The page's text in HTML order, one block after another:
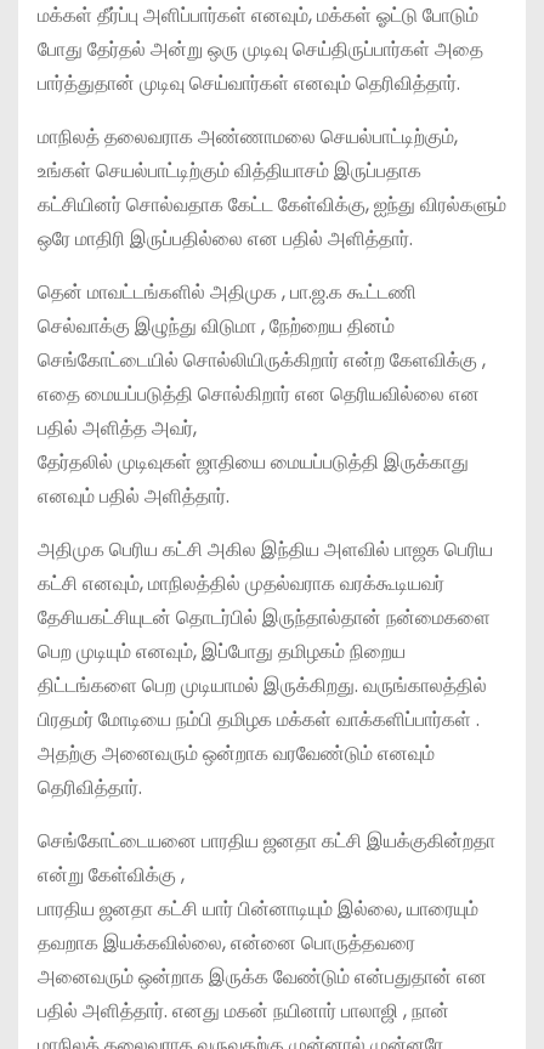
மக்கள் தீர்ப்பு அளிப்பார்கள் எனவும், மக்கள் ஓட்டு போடும்
போது தேர்தல் அன்று ஒரு முடிவு செய்திருப்பார்கள் அதை
பார்த்துதான் முடிவு செய்வார்கள் எனவும் தெரிவித்தார்.
மாநிலத் தலைவராக அண்ணாமலை செயல்பாட்டிற்கும்,
உங்கள் செயல்பாட்டிற்கும் வித்தியாசம் இருப்பதாக
கட்சியினர் சொல்வதாக கேட்ட கேள்விக்கு, ஐந்து விரல்களும்
ஒரே மாதிரி இருப்பதில்லை என பதில் அளித்தார்.
தென் மாவட்டங்களில் அதிமுக , பா.ஜ.க கூட்டணி
செல்வாக்கு இழுந்து விடுமா , நேற்றைய தினம்
செங்கோட்டையில் சொல்லியிருக்கிறார் என்ற கேளவிக்கு ,
எதை மையப்படுத்தி சொல்கிறார் என தெரியவில்லை என
பதில் அளித்த அவர்,
தேர்தலில் முடிவுகள் ஜாதியை மையப்படுத்தி இருக்காது
எனவும் பதில் அளித்தார்.
அதிமுக பெரிய கட்சி அகில இந்திய அளவில் பாஜக பெரிய
கட்சி எனவும், மாநிலத்தில் முதல்வராக வரக்கூடியவர்
தேசியகட்சியுடன் தொடர்பில் இருந்தால்தான் நன்மைகளை
பெற முடியும் எனவும், இப்போது தமிழகம் நிறைய
திட்டங்களை பெற முடியாமல் இருக்கிறது. வருங்காலத்தில்
பிரதமர் மோடியை நம்பி தமிழக மக்கள் வாக்களிப்பார்கள் .
அதற்கு அனைவரும் ஒன்றாக வரவேண்டும் எனவும்
தெரிவித்தார்.
செங்கோட்டையனை பாரதிய ஜனதா கட்சி இயக்குகின்றதா
என்று கேள்விக்கு ,
பாரதிய ஜனதா கட்சி யார் பின்னாடியும் இல்லை, யாரையும்
தவறாக இயக்கவில்லை, என்னை பொருத்தவரை
அனைவரும் ஒன்றாக இருக்க வேண்டும் என்பதுதான் என
பதில் அளித்தார். எனது மகன் நயினார் பாலாஜி , நான்